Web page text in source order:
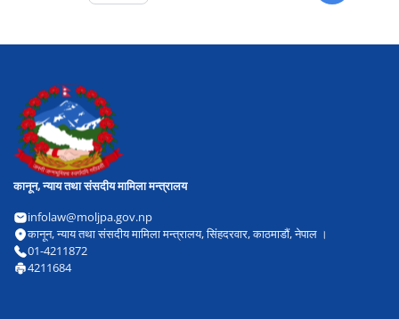
कानून, न्याय तथा संसदीय मामिला मन्त्रालय
infolaw@moljpa.gov.np
कानून, न्याय तथा संसदीय मामिला मन्त्रालय, सिंहदरवार, काठमाडौं, नेपाल ।
01-4211872
4211684